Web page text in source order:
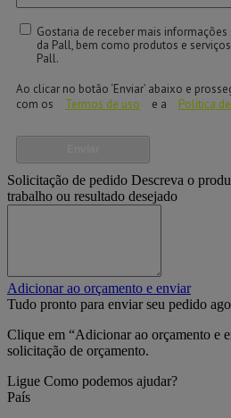
Gostaria de receber mais
da Pall, bem como produtos e
Pall.
Ao clicar no botão ‘Enviar’ abaixo e
com os
Termos de uso e a Política
Solicitação de pedido Descreva o
trabalho ou resultado desejado
Adicionar ao orçamento e enviar
Tudo pronto para enviar seu pedido
Clique em “Adicionar ao orçamento e
solicitação de orçamento.
Ligue Como podemos ajudar?
País